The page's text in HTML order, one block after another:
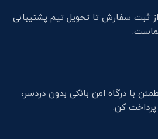
ثبت سفارش تا تحویل تیم پشتیبانی
با درگاه امن بانکی بدون دردسر،
کن.